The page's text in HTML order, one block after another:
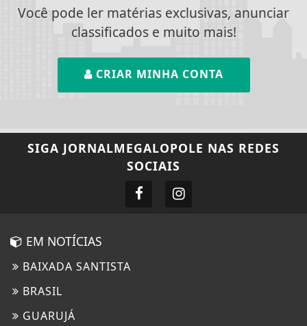
Você pode ler matérias exclusivas, anunciar
classificados e muito mais!
CRIAR MINHA CONTA
SIGA JORNALMEGALOPOLE NAS REDES
SOCIAIS
EM NOTÍCIAS
BAIXADA SANTISTA
BRASIL
GUARUJÁ